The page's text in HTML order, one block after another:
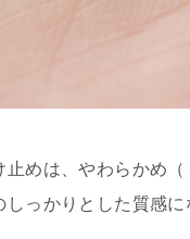
めは、やわらかめ
っかりとした質感に